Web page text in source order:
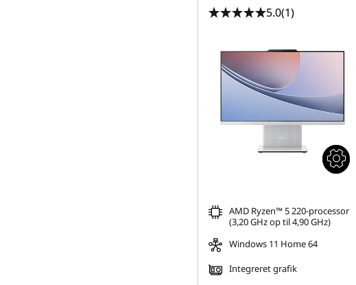
5.0(1)
AMD Ryzen™ 5 220-processor
(3,20 GHz op til 4,90 GHz)
Windows 11 Home 64
Integreret grafik